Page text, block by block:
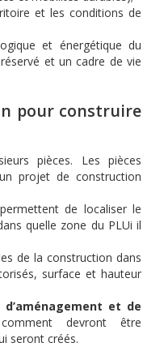
et les conditions de
et énergétique du
et un cadre de vie
pour construire
pièces. Les pièces
projet de construction
de localiser le
quelle zone du PLUi il
de la construction dans
surface et hauteur
et de
devront être
seront créés.